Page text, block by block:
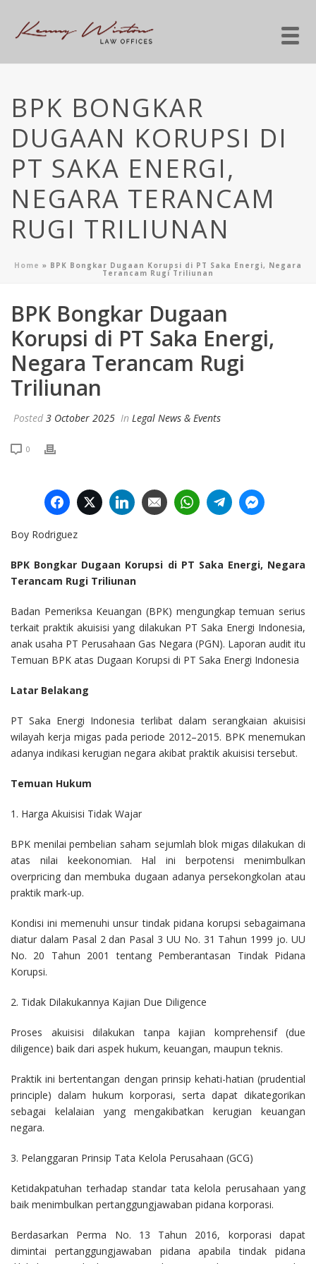
BPK BONGKAR
DUGAAN KORUPSI DI
PT SAKA ENERGI,
NEGARA TERANCAM
RUGI TRILIUNAN
Home » BPK Bongkar Dugaan Korupsi di PT Saka Energi, Negara
Terancam Rugi Triliunan
BPK Bongkar Dugaan
Korupsi di PT Saka Energi,
Negara Terancam Rugi
Triliunan
Posted 3 October 2025 In Legal News & Events
0
FacebookTwitter LinkedInEmail WhatsAppTelegram
Boy Rodriguez
BPK Bongkar Dugaan Korupsi di PT Saka Energi, Negara
Terancam Rugi Triliunan
Badan Pemeriksa Keuangan (BPK) mengungkap temuan serius
terkait praktik akuisisi yang dilakukan PT Saka Energi Indonesia,
anak usaha PT Perusahaan Gas Negara (PGN). Laporan audit itu
Temuan BPK atas Dugaan Korupsi di PT Saka Energi Indonesia
Latar Belakang
PT Saka Energi Indonesia terlibat dalam serangkaian akuisisi
wilayah kerja migas pada periode 2012–2015. BPK menemukan
adanya indikasi kerugian negara akibat praktik akuisisi tersebut.
Temuan Hukum
1. Harga Akuisisi Tidak Wajar
BPK menilai pembelian saham sejumlah blok migas dilakukan di
atas nilai keekonomian. Hal ini berpotensi menimbulkan
overpricing dan membuka dugaan adanya persekongkolan atau
praktik mark-up.
Kondisi ini memenuhi unsur tindak pidana korupsi sebagaimana
diatur dalam Pasal 2 dan Pasal 3 UU No. 31 Tahun 1999 jo. UU
No. 20 Tahun 2001 tentang Pemberantasan Tindak Pidana
Korupsi.
2. Tidak Dilakukannya Kajian Due Diligence
Proses akuisisi dilakukan tanpa kajian komprehensif (due
diligence) baik dari aspek hukum, keuangan, maupun teknis.
Praktik ini bertentangan dengan prinsip kehati-hatian (prudential
principle) dalam hukum korporasi, serta dapat dikategorikan
sebagai kelalaian yang mengakibatkan kerugian keuangan
negara.
3. Pelanggaran Prinsip Tata Kelola Perusahaan (GCG)
Ketidakpatuhan terhadap standar tata kelola perusahaan yang
baik menimbulkan pertanggungjawaban pidana korporasi.
Berdasarkan Perma No. 13 Tahun 2016, korporasi dapat
dimintai pertanggungjawaban pidana apabila tindak pidana